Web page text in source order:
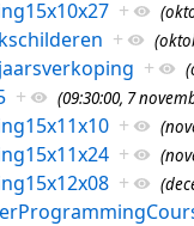
+
+
+
+ (09:30:00, 7
+
+
+